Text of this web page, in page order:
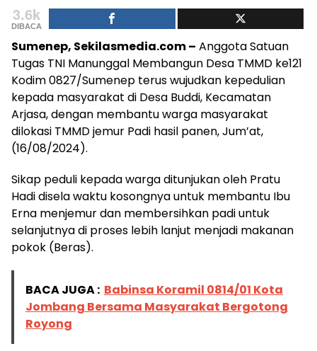
3.6k
DIBACA
Sumenep, Sekilasmedia.com – Anggota Satuan
Tugas TNI Manunggal Membangun Desa TMMD ke121
Kodim 0827/Sumenep terus wujudkan kepedulian
kepada masyarakat di Desa Buddi, Kecamatan
Arjasa, dengan membantu warga masyarakat
dilokasi TMMD jemur Padi hasil panen, Jum’at,
(16/08/2024).
Sikap peduli kepada warga ditunjukan oleh Pratu
Hadi disela waktu kosongnya untuk membantu Ibu
Erna menjemur dan membersihkan padi untuk
selanjutnya di proses lebih lanjut menjadi makanan
pokok (Beras).
BACA JUGA : Babinsa Koramil 0814/01 Kota
Jombang Bersama Masyarakat Bergotong
Royong